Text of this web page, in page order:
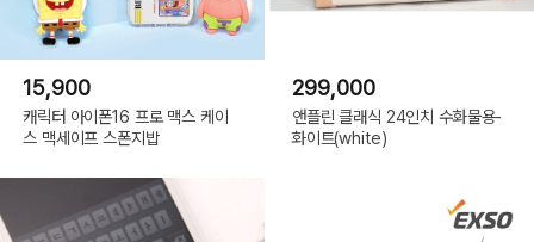
15,900
캐릭터 아이폰16 프로 맥스 케이
스 맥세이프 스폰지밥
299,000
앤플린 클래식 24인치 수화물용-
화이트(white)